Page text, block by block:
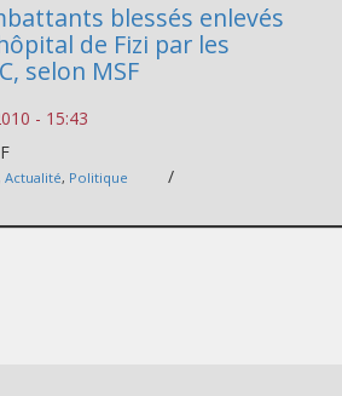
blessés enlevés
de Fizi par les
selon MSF
- 15:43
Actualité, Politique /